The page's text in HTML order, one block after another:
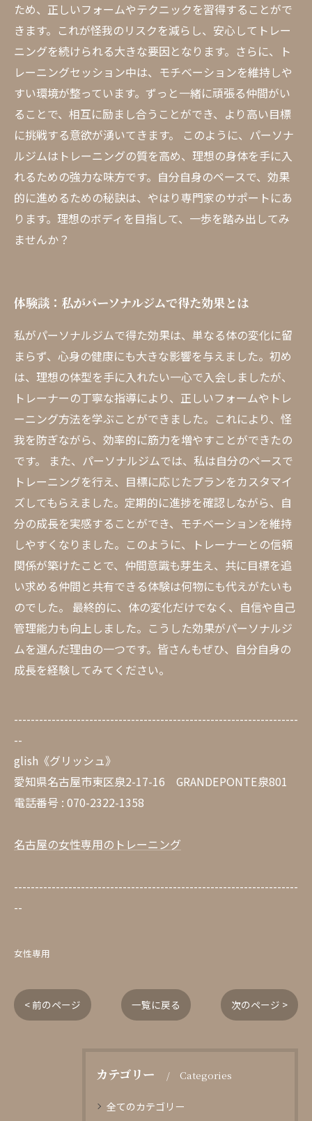
ため、正しいフォームやテクニックを習得することがで
きます。これが怪我のリスクを減らし、安心してトレー
ニングを続けられる大きな要因となります。さらに、ト
レーニングセッション中は、モチベーションを維持しや
すい環境が整っています。ずっと一緒に頑張る仲間がい
ることで、相互に励まし合うことができ、より高い目標
に挑戦する意欲が湧いてきます。 このように、パーソナ
ルジムはトレーニングの質を高め、理想の身体を手に入
れるための強力な味方です。自分自身のペースで、効果
的に進めるための秘訣は、やはり専門家のサポートにあ
ります。理想のボディを目指して、一歩を踏み出してみ
ませんか？
体験談：私がパーソナルジムで得た効果とは
私がパーソナルジムで得た効果は、単なる体の変化に留
まらず、心身の健康にも大きな影響を与えました。初め
は、理想の体型を手に入れたい一心で入会しましたが、
トレーナーの丁寧な指導により、正しいフォームやトレ
ーニング方法を学ぶことができました。これにより、怪
我を防ぎながら、効率的に筋力を増やすことができたの
です。 また、パーソナルジムでは、私は自分のペースで
トレーニングを行え、目標に応じたプランをカスタマイ
ズしてもらえました。定期的に進捗を確認しながら、自
分の成長を実感することができ、モチベーションを維持
しやすくなりました。このように、トレーナーとの信頼
関係が築けたことで、仲間意識も芽生え、共に目標を追
い求める仲間と共有できる体験は何物にも代えがたいも
のでした。 最終的に、体の変化だけでなく、自信や自己
管理能力も向上しました。こうした効果がパーソナルジ
ムを選んだ理由の一つです。皆さんもぜひ、自分自身の
成長を経験してみてください。
--------------------------------------------------------------------
--
glish《グリッシュ》
愛知県名古屋市東区泉2-17-16 GRANDEPONTE泉801
電話番号 : 070-2322-1358
名古屋の女性専用のトレーニング
--------------------------------------------------------------------
--
女性専用
< 前のページ 一覧に戻る 次のページ >
カテゴリー Categories
全てのカテゴリー